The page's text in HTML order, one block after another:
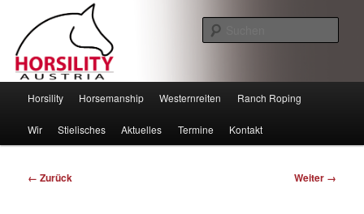
Horsility – Horsemanship
Zum
Inhalt
Zum
sekundären
Horsility Horsemanship Westernreiten Ranch Roping
Wir Stielisches Aktuelles Termine Kontakt
Bilder-
← Zurück Weiter →